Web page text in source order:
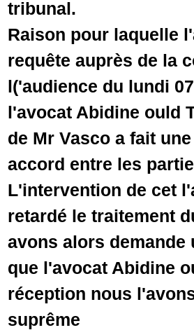
tribunal.
Raison pour laquelle
requête auprès de la
l('audience du lundi
l'avocat Abidine ould
de Mr Vasco a fait
accord entre les
L'intervention de cet
retardé le traitement
avons alors demande
que l'avocat Abidine
réception nous
suprême